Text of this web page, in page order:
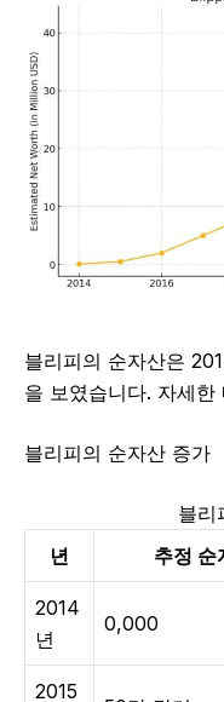
블리피의 순자산은
을 보였습니다. 자세
블리피의 순자산 증가
블리
년
추정 순
2014
년
0,000
2015